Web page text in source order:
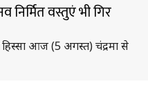
वस्तुएं भी गिर
आज (5 अगस्त) चंद्रमा से